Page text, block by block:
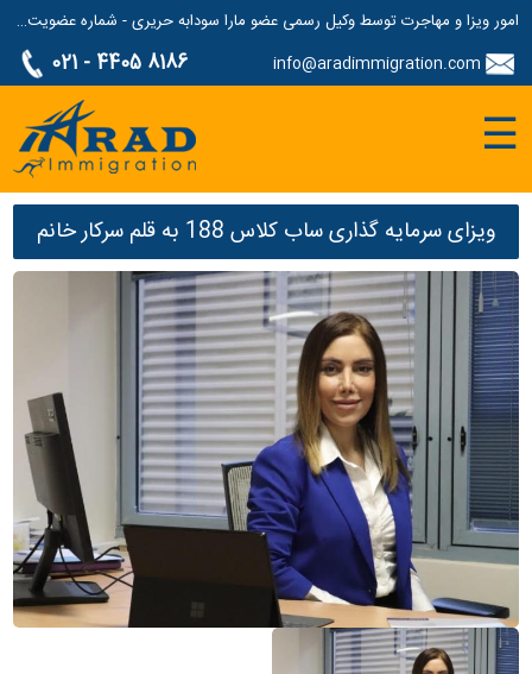
امور ویزا و مهاجرت توسط وکیل رسمی عضو مارا سودابه حریری - شماره عضویت مارا: 1687507
021 - 4405 8186 info@aradimmigration.com
☰
ویزای سرمایه گذاری ساب کلاس 188 به قلم سرکار خانم
حریری وکیل مهاجرت استرالیا